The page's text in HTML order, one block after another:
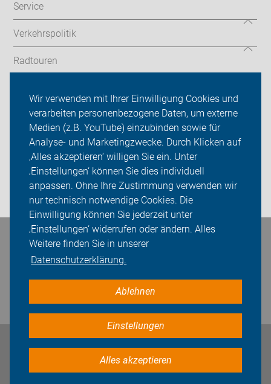
Wir verwenden mit Ihrer Einwilligung Cookies und
verarbeiten personenbezogene Daten, um externe
Medien (z.B. YouTube) einzubinden sowie für
Analyse- und Marketingzwecke. Durch Klicken auf
‚Alles akzeptieren‘ willigen Sie ein. Unter
‚Einstellungen‘ können Sie dies individuell
anpassen. Ohne Ihre Zustimmung verwenden wir
nur technisch notwendige Cookies. Die
Einwilligung können Sie jederzeit unter
‚Einstellungen‘ widerrufen oder ändern. Alles
Weitere finden Sie in unserer
Datenschutzerklärung.
Ablehnen
Einstellungen
Alles akzeptieren
Service
Verkehrspolitik
Radtouren
Mitmachen!
Sei dabei
Presse
Login
Bleiben Sie in Kontakt